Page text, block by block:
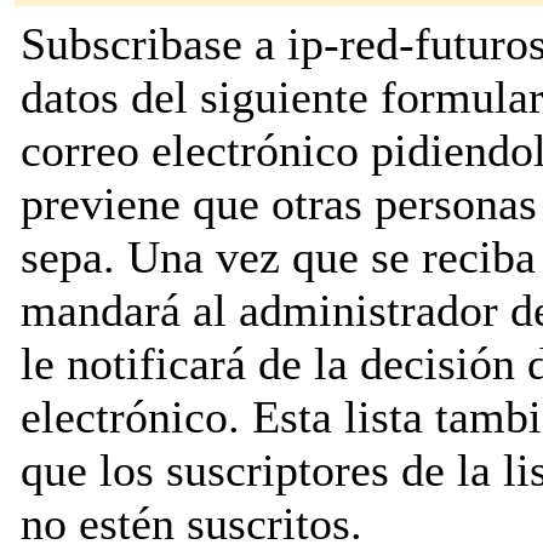
Subscribase a ip-red-
datos del siguiente
correo electrónico
previene que otras
sepa. Una vez que se
mandará al administrador
le notificará de la decisión
electrónico. Esta lista
que los suscriptores de la
no estén suscritos.